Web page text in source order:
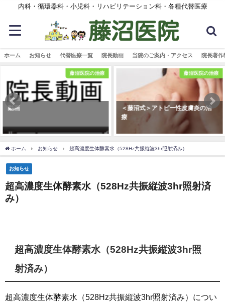
内科・循環器科・小児科・リハビリテーション科・各種代替医療
ホーム お知らせ 代替医療一覧 院長動画 当院のご案内・アクセス 院長著作
藤沼医院の治療
動画
藤沼医院の治療
＜藤沼式＞アトピー性皮膚炎の治
療
ホーム お知らせ 超高濃度生体酵素水（528Hz共振縦波3hr照射済み）
お知らせ
超高濃度生体酵素水（528Hz共振縦波3hr照射済
み）
超高濃度生体酵素水（528Hz共振縦波3hr照
射済み）
超高濃度生体酵素水（528Hz共振縦波3hr照射済み）につい